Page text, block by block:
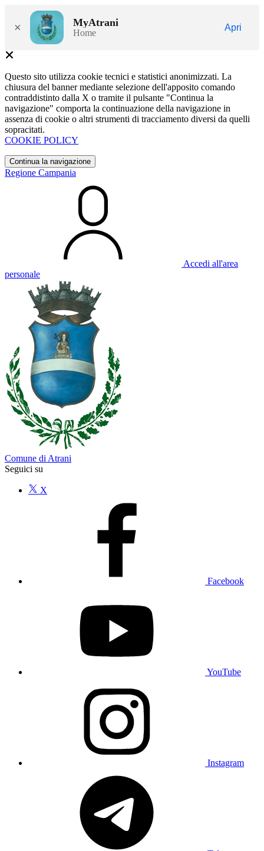
× MyAtrani
Home
Apri
Questo sito utilizza cookie tecnici e statistici anonimizzati. La
chiusura del banner mediante selezione dell'apposito comando
contraddistinto dalla X o tramite il pulsante "Continua la
navigazione" comporta la continuazione della navigazione in
assenza di cookie o altri strumenti di tracciamento diversi da quelli
sopracitati.
COOKIE POLICY
Continua la navigazione
Regione Campania
Accedi all'area
personale
Comune di Atrani
Seguici su
X
Facebook
YouTube
Instagram